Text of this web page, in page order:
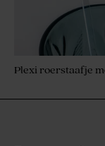
Plexi roerstaafje